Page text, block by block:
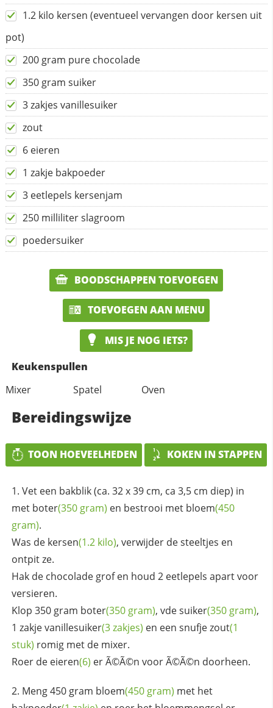
1.2 kilo kersen (eventueel vervangen door kersen uit
pot)
200 gram pure chocolade
350 gram suiker
3 zakjes vanillesuiker
zout
6 eieren
1 zakje bakpoeder
3 eetlepels kersenjam
250 milliliter slagroom
poedersuiker
BOODSCHAPPEN TOEVOEGEN
TOEVOEGEN AAN MENU
MIS JE NOG IETS?
Keukenspullen
Mixer
Spatel Oven
Bereidingswijze
TOON HOEVEELHEDEN KOKEN IN STAPPEN
Vet een bakblik (ca. 32 x 39 cm, ca 3,5 cm diep) in
met boter(350 gram) en bestrooi met bloem(450
gram).
Was de kersen(1.2 kilo), verwijder de steeltjes en
ontpit ze.
Hak de chocolade grof en houd 2 eetlepels apart voor
versieren.
Klop 350 gram boter(350 gram), vdesuiker(350 gram),
1 zakjevanillesuiker(3 zakjes) en een snufjezout(1
stuk) romig met de mixer.
Roer de eieren(6) er Ã©Ã©n voor Ã©Ã©n doorheen.
Meng 450 gram bloem(450 gram) met het